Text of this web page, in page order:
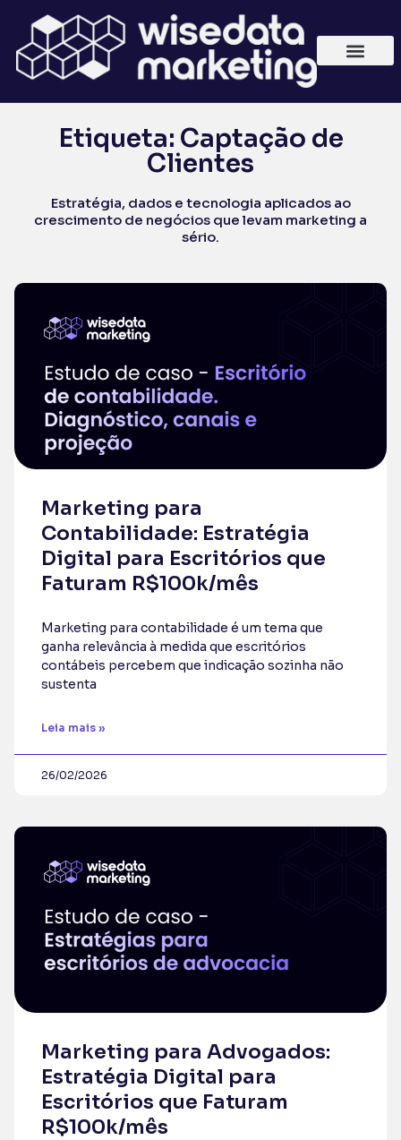
Etiqueta: Captação de
Clientes
Estratégia, dados e tecnologia aplicados ao
crescimento de negócios que levam marketing a
sério.
Marketing para
Contabilidade: Estratégia
Digital para Escritórios que
Faturam R$100k/mês
Marketing para contabilidade é um tema que
ganha relevância à medida que escritórios
contábeis percebem que indicação sozinha não
sustenta
Leia mais »
26/02/2026
Marketing para Advogados:
Estratégia Digital para
Escritórios que Faturam
R$100k/mês